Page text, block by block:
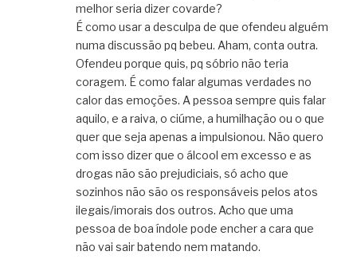
melhor seria dizer covarde?
É como usar a desculpa de que ofendeu alguém
numa discussão pq bebeu. Aham, conta outra.
Ofendeu porque quis, pq sóbrio não teria
coragem. É como falar algumas verdades no
calor das emoções. A pessoa sempre quis falar
aquilo, e a raiva, o ciúme, a humilhação ou o que
quer que seja apenas a impulsionou. Não quero
com isso dizer que o álcool em excesso e as
drogas não são prejudiciais, só acho que
sozinhos não são os responsáveis pelos atos
ilegais/imorais dos outros. Acho que uma
pessoa de boa índole pode encher a cara que
não vai sair batendo nem matando.